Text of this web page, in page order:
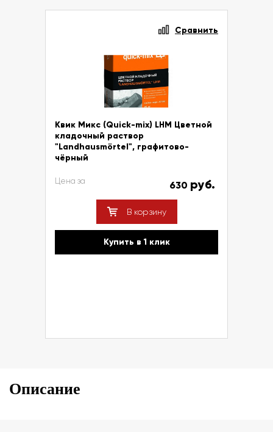
Сравнить
Квик Микс (Quick-mix) LHM Цветной
кладочный раствор
"Landhausmörtel", графитово-
чёрный
Цена за 630 руб.
В корзину
Купить в 1 клик
Описание